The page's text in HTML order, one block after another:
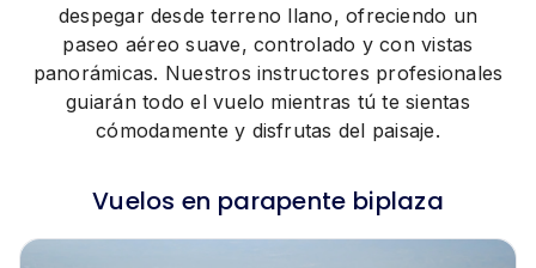
despegar desde terreno llano, ofreciendo un
paseo aéreo suave, controlado y con vistas
panorámicas. Nuestros instructores profesionales
guiarán todo el vuelo mientras tú te sientas
cómodamente y disfrutas del paisaje.
Vuelos en parapente biplaza